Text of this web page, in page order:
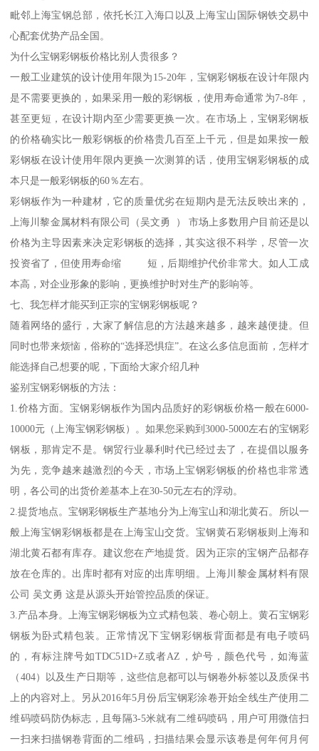
毗邻上海宝钢总部，依托长江入海口以及上海宝山国际钢铁交易中
心配套优势产品全国。
为什么宝钢彩钢板价格比别人贵很多？
一般工业建筑的设计使用年限为15-20年，宝钢彩钢板在设计年限内
是不需要更换的，如果采用一般的彩钢板，使用寿命通常为7-8年，
甚至更短，在设计期内至少需要更换一次。在市场上，宝钢彩钢板
的价格确实比一般彩钢板的价格贵几百至上千元，但是如果按一般
彩钢板在设计使用年限内更换一次测算的话，使用宝钢彩钢板的成
本只是一般彩钢板的60％左右。
彩钢板作为一种建材，它的质量优劣在短期内是无法反映出来的，
上海川黎金属材料有限公司（吴文勇 ） 市场上多数用户目前还是以
价格为主导因素来决定彩钢板的选择，其实这很不科学，尽管一次
投资省了，但使用寿命缩 短，后期维护代价非常大。如人工成
本高，对企业形象的影响，更换维护时对生产的影响等。
七、我怎样才能买到正宗的宝钢彩钢板呢？
随着网络的盛行，大家了解信息的方法越来越多，越来越便捷。但
同时也带来烦恼，俗称的“选择恐惧症”。在这么多信息面前，怎样才
能选择自己想要的呢，下面给大家介绍几种
鉴别宝钢彩钢板的方法：
1.价格方面。宝钢彩钢板作为国内品质好的彩钢板价格一般在6000-
10000元（上海宝钢彩钢板）。如果您采购到3000-5000左右的宝钢彩
钢板，那肯定不是。钢贸行业暴利时代已经过去了，在提倡以服务
为先，竞争越来越激烈的今天，市场上宝钢彩钢板的价格也非常透
明，各公司的出货价差基本上在30-50元左右的浮动。
2.提货地点。宝钢彩钢板生产基地分为上海宝山和湖北黄石。所以一
般上海宝钢彩钢板都是在上海宝山交货。宝钢黄石彩钢板则上海和
湖北黄石都有库存。建议您在产地提货。因为正宗的宝钢产品都存
放在仓库的。出库时都有对应的出库明细。上海川黎金属材料有限
公司 吴文勇 这是从源头开始管控品质的保证。
3.产品本身。上海宝钢彩钢板为立式精包装、卷心朝上。黄石宝钢彩
钢板为卧式精包装。正常情况下宝钢彩钢板背面都是有电子喷码
的，有标注牌号如TDC51D+Z或者AZ，炉号，颜色代号，如海蓝
（404）以及生产日期等，这些信息都可以与钢卷外标签以及质保书
上的内容对上。另从2016年5月份后宝钢彩涂卷开始全线生产使用二
维码喷码防伪标志，且每隔3-5米就有二维码喷码，用户可用微信扫
一扫来扫描钢卷背面的二维码，扫描结果会显示该卷是何年何月何